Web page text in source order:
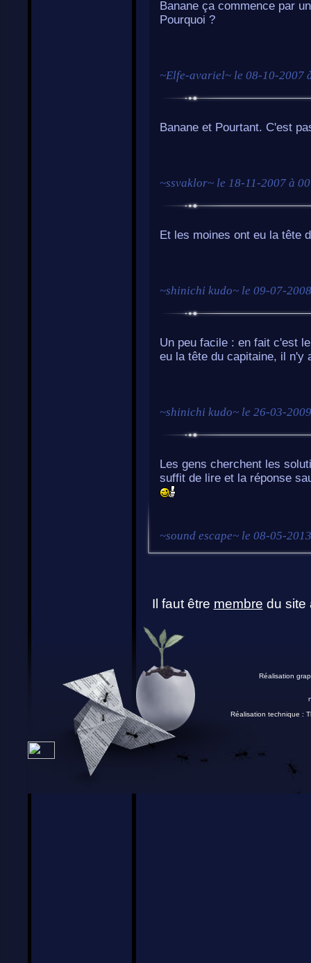
Banane ça commence par
Pourquoi ?
~Elfe-avariel~ le 08-10-2007
Banane et Pourtant. C'est
~ssvaklor~ le 18-11-2007 à
Et les moines ont eu la tête
~shinichi kudo~ le 09-07-
Un peu facile : en fait c'est
eu la tête du capitaine, il n'y
~shinichi kudo~ le 26-03-
Les gens cherchent les
suffit de lire et la réponse
~sound escape~ le 08-05-
Il faut être membre du site
Réalisation
Réalisation technique :